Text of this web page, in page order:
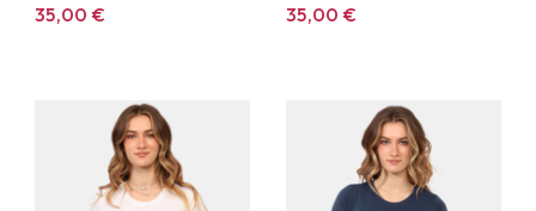
35,00€ 35,00€